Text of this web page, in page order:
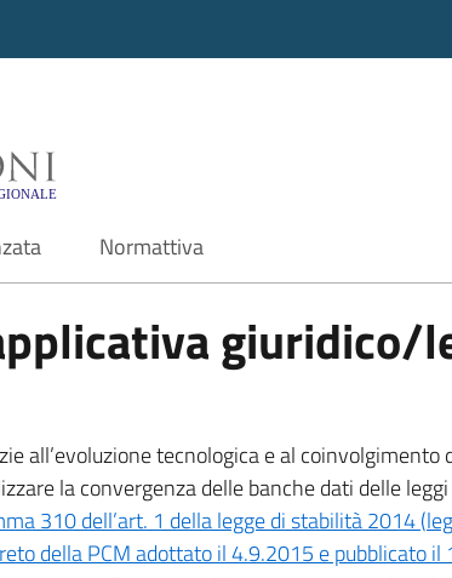
di ricerca
Normattiva
giuridico/
all’evoluzione tecnologica e al
la convergenza delle banche dati delle
310 dell’art. 1 della legge di stabilità 2014
della PCM adottato il 4.9.2015 e pubblicato